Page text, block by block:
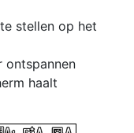
stellen op het
ontspannen
haalt